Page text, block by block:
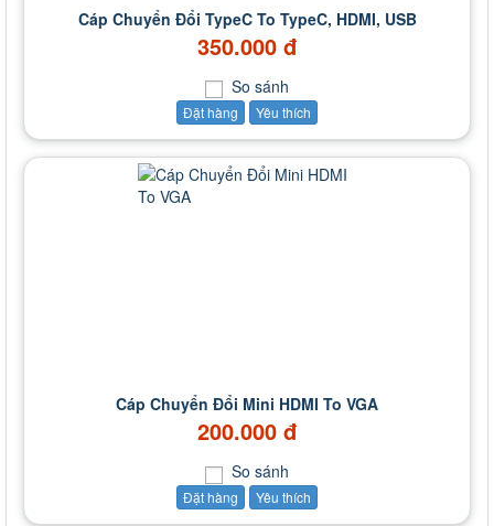
Cáp Chuyển Đổi TypeC To TypeC, HDMI, USB
350.000 đ
So sánh
Đặt hàng Yêu thích
Cáp Chuyển Đổi Mini HDMI To VGA
200.000 đ
So sánh
Đặt hàng Yêu thích